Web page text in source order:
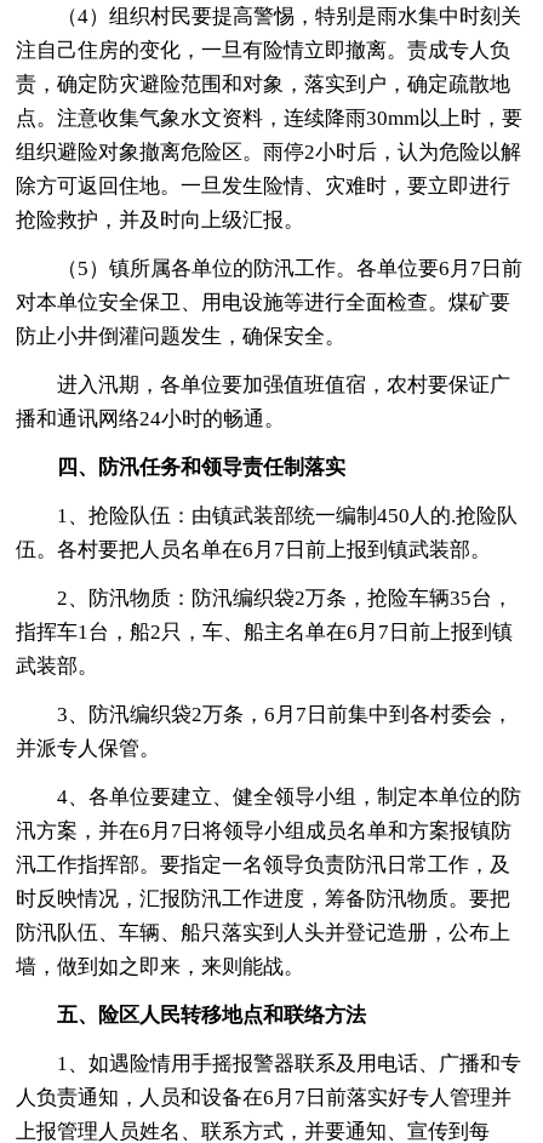
（4）组织村民要提高警惕，特别是雨水集中时刻关
注自己住房的变化，一旦有险情立即撤离。责成专人负
责，确定防灾避险范围和对象，落实到户，确定疏散地
点。注意收集气象水文资料，连续降雨30mm以上时，要
组织避险对象撤离危险区。雨停2小时后，认为危险以解
除方可返回住地。一旦发生险情、灾难时，要立即进行
抢险救护，并及时向上级汇报。
（5）镇所属各单位的防汛工作。各单位要6月7日前
对本单位安全保卫、用电设施等进行全面检查。煤矿要
防止小井倒灌问题发生，确保安全。
进入汛期，各单位要加强值班值宿，农村要保证广
播和通讯网络24小时的畅通。
四、防汛任务和领导责任制落实
1、抢险队伍：由镇武装部统一编制450人的.抢险队
伍。各村要把人员名单在6月7日前上报到镇武装部。
2、防汛物质：防汛编织袋2万条，抢险车辆35台，
指挥车1台，船2只，车、船主名单在6月7日前上报到镇
武装部。
3、防汛编织袋2万条，6月7日前集中到各村委会，
并派专人保管。
4、各单位要建立、健全领导小组，制定本单位的防
汛方案，并在6月7日将领导小组成员名单和方案报镇防
汛工作指挥部。要指定一名领导负责防汛日常工作，及
时反映情况，汇报防汛工作进度，筹备防汛物质。要把
防汛队伍、车辆、船只落实到人头并登记造册，公布上
墙，做到如之即来，来则能战。
五、险区人民转移地点和联络方法
1、如遇险情用手摇报警器联系及用电话、广播和专
人负责通知，人员和设备在6月7日前落实好专人管理并
上报管理人员姓名、联系方式，并要通知、宣传到每